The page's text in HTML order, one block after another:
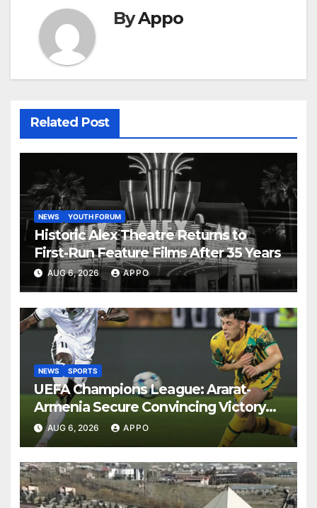
ByAppo
Related Post
NEWS YOUTH FORUM
Historic Alex Theatre Returns to
First-Run Feature Films After 35 Years
AUG 6, 2026 APPO
NEWS SPORTS
UEFA Champions League: Ararat-
Armenia Secure Convincing Victory
Over Shamrock Rovers 2-0
AUG 6, 2026 APPO